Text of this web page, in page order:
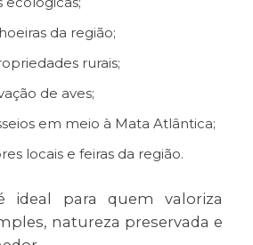
da região;
rurais;
de aves;
em meio à Mata Atlântica;
locais e feiras da região.
ideal para quem valoriza
natureza preservada e